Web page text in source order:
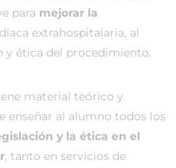
para mejorar la
extrahospitalaria, al
y ética del procedimiento.
material teórico y
enseñar al alumno todos los
y la ética en el
, tanto en servicios de